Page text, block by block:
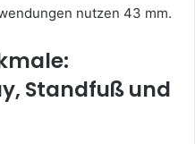
nutzen 43 mm.
Standfuß und